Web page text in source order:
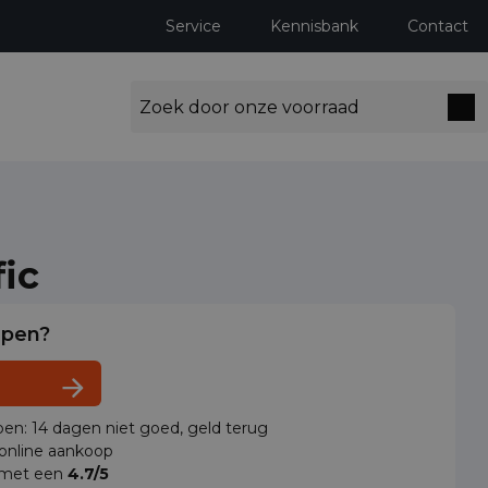
Service Kennisbank Contact
14 dagen niet goed, geld terug
aankoop
een 4.7/5